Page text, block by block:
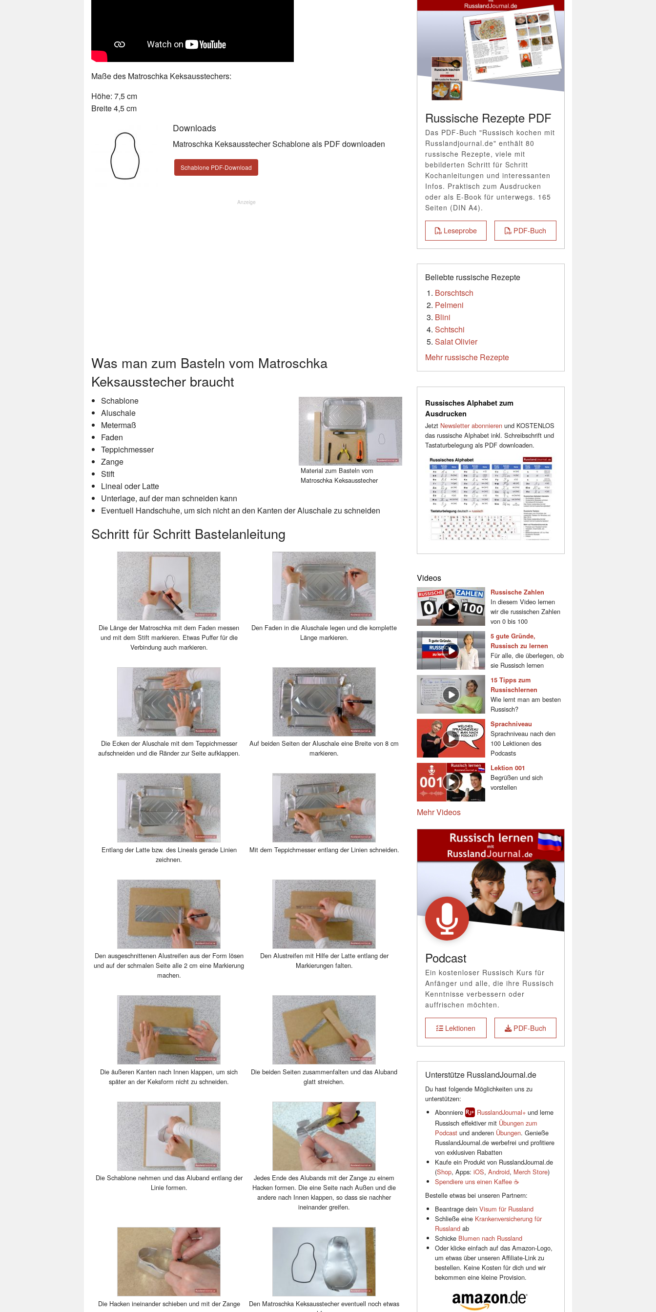
Maße des Matroschka Keksausstechers:
Höhe: 7,5 cm
Breite 4,5 cm
Downloads
Matroschka Keksausstecher Schablone als PDF downloaden
Schablone PDF-Download
Anzeige
Was man zum Basteln vom Matroschka
Keksausstecher braucht
Material zum Basteln vom
Matroschka Keksausstecher
Schablone
Aluschale
Metermaß
Faden
Teppichmesser
Zange
Stift
Lineal oder Latte
Unterlage, auf der man schneiden kann
Eventuell Handschuhe, um sich nicht an den Kanten der Aluschale zu schneiden
Schritt für Schritt Bastelanleitung
Die Länge der Matroschka mit dem Faden messen
und mit dem Stift markieren. Etwas Puffer für die
Verbindung auch markieren.
Den Faden in die Aluschale legen und die komplette
Länge markieren.
Die Ecken der Aluschale mit dem Teppichmesser
aufschneiden und die Ränder zur Seite aufklappen.
Auf beiden Seiten der Aluschale eine Breite von 8 cm
markieren.
Entlang der Latte bzw. des Lineals gerade Linien
zeichnen.
Mit dem Teppichmesser entlang der Linien schneiden.
Den ausgeschnittenen Alustreifen aus der Form lösen
und auf der schmalen Seite alle 2 cm eine Markierung
machen.
Den Alustreifen mit Hilfe der Latte entlang der
Markierungen falten.
Die äußeren Kanten nach Innen klappen, um sich
später an der Keksform nicht zu schneiden.
Die beiden Seiten zusammenfalten und das Aluband
glatt streichen.
Die Schablone nehmen und das Aluband entlang der
Linie formen.
Jedes Ende des Alubands mit der Zange zu einem
Hacken formen. Die eine Seite nach Außen und die
andere nach Innen klappen, so dass sie nachher
ineinander greifen.
Die Hacken ineinander schieben und mit der Zange
Den Matroschka Keksausstecher eventuell noch etwas
Russische Rezepte PDF
Das PDF-Buch "Russisch kochen mit
Russlandjournal.de" enthält 80
russische Rezepte, viele mit
bebilderten Schritt für Schritt
Kochanleitungen und interessanten
Infos. Praktisch zum Ausdrucken
oder als E-Book für unterwegs. 165
Seiten (DIN A4).
Leseprobe PDF-Buch
Beliebte russische Rezepte
Borschtsch
Pelmeni
Blini
Schtschi
Salat Olivier
Mehr russische Rezepte
Russisches Alphabet zum
Ausdrucken
Jetzt Newsletter abonnierenund KOSTENLOS
das russische Alphabet inkl. Schreibschrift und
Tastaturbelegung als PDF downloaden.
Videos
Russische Zahlen
In diesem Video lernen
wir die russischen Zahlen
von 0 bis 100
5 gute Gründe,
Russisch zu lernen
Für alle, die überlegen, ob
sie Russisch lernen
15 Tipps zum
Russischlernen
Wie lernt man am besten
Russisch?
Sprachniveau
Sprachniveau nach den
100 Lektionen des
Podcasts
Lektion 001
Begrüßen und sich
vorstellen
Mehr Videos
Podcast
Ein kostenloser Russisch Kurs für
Anfänger und alle, die ihre Russisch
Kenntnisse verbessern oder
auffrischen möchten.
Lektionen PDF-Buch
Unterstütze RusslandJournal.de
Du hast folgende Möglichkeiten uns zu
unterstützen:
Abonniere
RusslandJournal+und lerne
Russisch effektiver mit Übungen zum
Podcastund anderen Übungen. Genieße
RusslandJournal.de werbefrei und profitiere
von exklusiven Rabatten
Kaufe ein Produkt von RusslandJournal.de
(Shop, Apps: iOS, Android, Merch Store)
Spendiere uns einen Kaffee ☕️
Bestelle etwas bei unseren Partnern:
Beantrage dein Visum für Russland
Schließe eine Krankenversicherung für
Russlandab
Schicke Blumen nach Russland
Oder klicke einfach auf das Amazon-Logo,
um etwas über unseren Affiliate-Link zu
bestellen. Keine Kosten für dich und wir
bekommen eine kleine Provision.